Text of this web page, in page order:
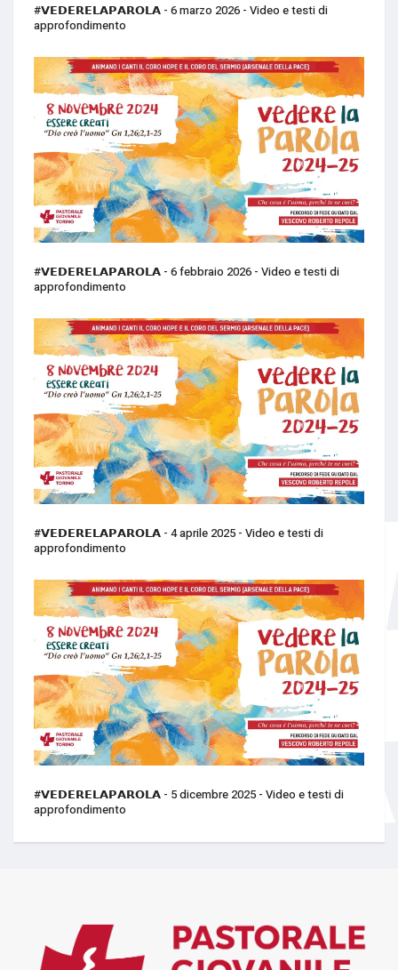
#𝗩𝗘𝗗𝗘𝗥𝗘𝗟𝗔𝗣𝗔𝗥𝗢𝗟𝗔 - 6 marzo 2026 - Video e testi di
approfondimento
#𝗩𝗘𝗗𝗘𝗥𝗘𝗟𝗔𝗣𝗔𝗥𝗢𝗟𝗔 - 6 febbraio 2026 - Video e testi di
approfondimento
#𝗩𝗘𝗗𝗘𝗥𝗘𝗟𝗔𝗣𝗔𝗥𝗢𝗟𝗔 - 4 aprile 2025 - Video e testi di
approfondimento
#𝗩𝗘𝗗𝗘𝗥𝗘𝗟𝗔𝗣𝗔𝗥𝗢𝗟𝗔 - 5 dicembre 2025 - Video e testi di
approfondimento